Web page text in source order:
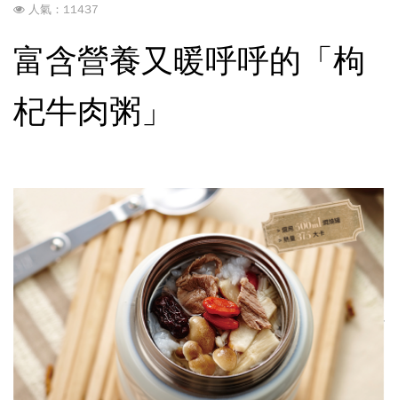
人氣：11437
富含營養又暖呼呼的「枸
杞牛肉粥」